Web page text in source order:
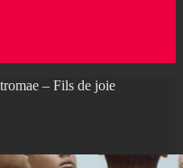
– Fils de joie